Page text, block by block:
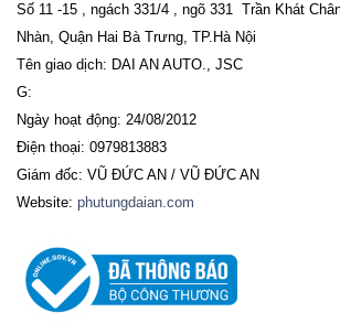
Số 11 -15 , ngách 331/4 , ngõ 331 Trần Khát
Nhàn, Quận Hai Bà Trưng, TP.Hà Nội
Tên giao dịch: DAI AN AUTO., JSC
G:
Ngày hoạt động: 24/08/2012
Điện thoại: 0979813883
Giám đốc: VŨ ĐỨC AN / VŨ ĐỨC AN
Website: phutungdaian.com